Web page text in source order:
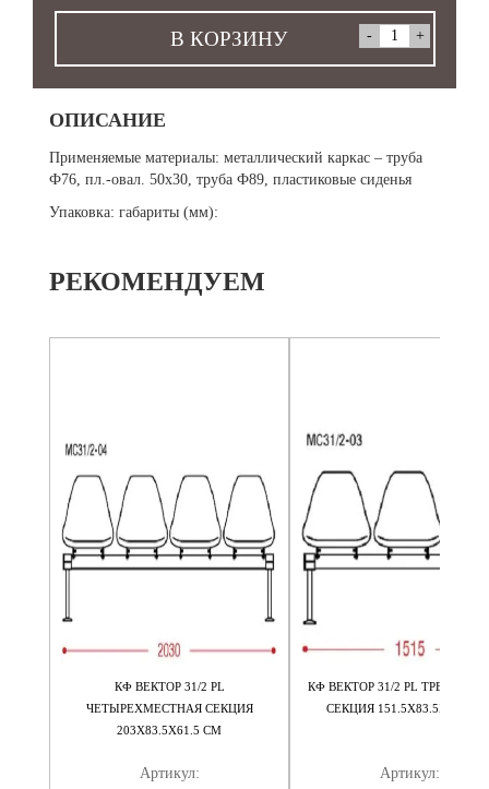
В КОРЗИНУ
ОПИСАНИЕ
Применяемые материалы: металлический каркас – труба
Ф76, пл.-овал. 50х30, труба Ф89, пластиковые сиденья
Упаковка: габариты (мм):
РЕКОМЕНДУЕМ
КФ ВЕКТОР 31/2 PL
ЧЕТЫРЕХМЕСТНАЯ СЕКЦИЯ
203Х83.5Х61.5 СМ
Артикул:
КФ ВЕКТОР 31/2 PL
СЕКЦИЯ 151.5Х83.5Х61.5
Артикул: